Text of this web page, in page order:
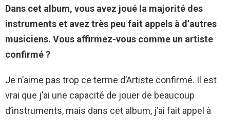
Dans cet album, vous avez joué la majorité des
instruments et avez très peu fait appels à d’autres
musiciens. Vous affirmez-vous comme un artiste
confirmé ?
Je n’aime pas trop ce terme d’Artiste confirmé. Il est
vrai que j’ai une capacité de jouer de beaucoup
d’instruments, mais dans cet album, j’ai fait appel à